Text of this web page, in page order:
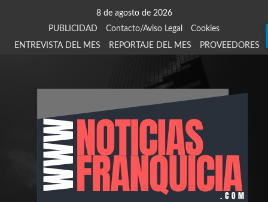
8 de agosto de 2026
PUBLICIDAD
Contacto/Aviso Legal
Cookies
ENTREVISTA DEL MES
REPORTAJE DEL MES PROVEEDORES